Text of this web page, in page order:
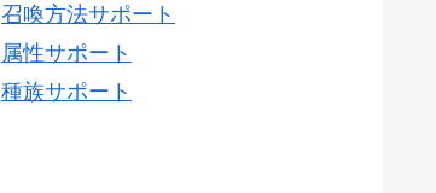
召喚方法サポート
属性サポート
種族サポート